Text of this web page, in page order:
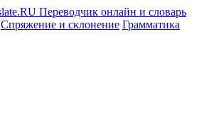
Спряжение и склонение Грамматика